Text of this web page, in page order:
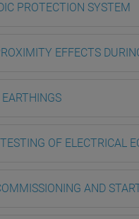
PROTECTION SYSTEM
EFFECTS
OF ELECTRICAL
AND